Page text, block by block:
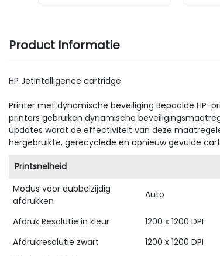
Product Informatie
HP JetIntelligence cartridge
Printer met dynamische beveiliging Bepaalde HP-
printers gebruiken dynamische
updates wordt de effectiviteit van deze
hergebruikte, gerecyclede en opnieuw gevulde
Printsnelheid
Modus voor dubbelzijdig
afdrukken
Auto
Afdruk Resolutie in kleur
1200 x 1200 DPI
Afdrukresolutie zwart
1200 x 1200 DPI